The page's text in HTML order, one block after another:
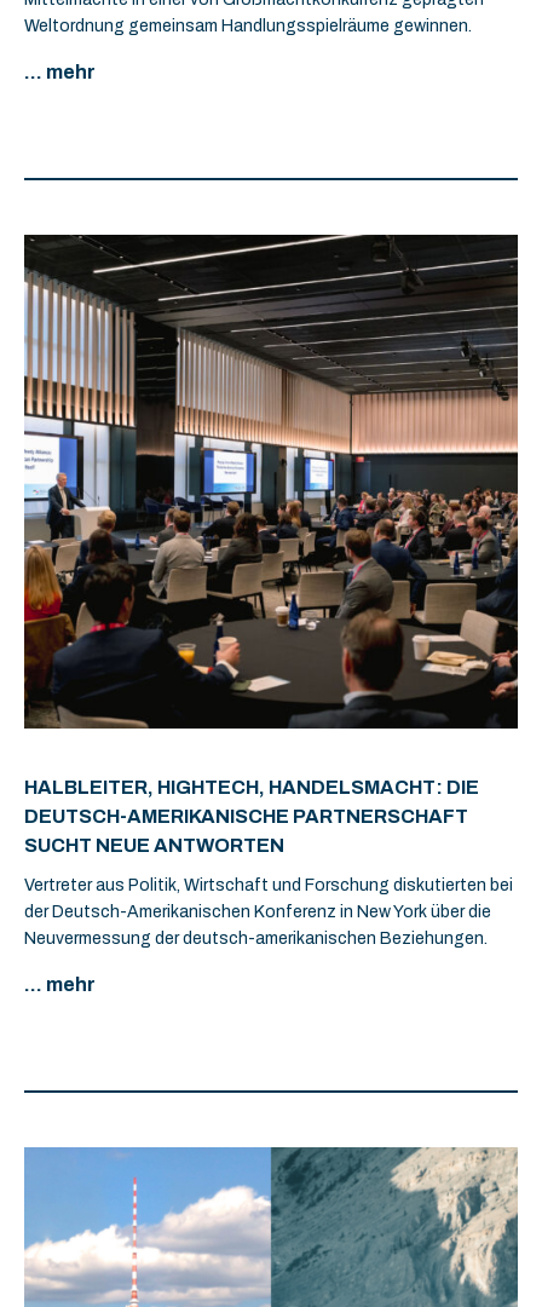
Weltordnung gemeinsam Handlungsspielräume gewinnen.
... mehr
HALBLEITER, HIGHTECH, HANDELSMACHT: DIE
DEUTSCH-AMERIKANISCHE PARTNERSCHAFT
SUCHT NEUE ANTWORTEN
Vertreter aus Politik, Wirtschaft und Forschung diskutierten bei
der Deutsch-Amerikanischen Konferenz in New York über die
Neuvermessung der deutsch-amerikanischen Beziehungen.
... mehr